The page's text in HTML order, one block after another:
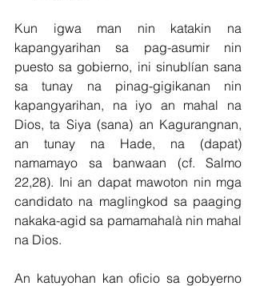
Kun igwa man nin katakin na
kapangyarihan sa pag-asumir nin
puesto sa gobierno, ini sinublían sana
sa tunay na pinag-gigikanan nin
kapangyarihan, na iyo an mahal na
Dios, ta Siya (sana) an Kagurangnan,
an tunay na Hade, na (dapat)
namamayo sa banwaan (cf. Salmo
22,28). Ini an dapat mawoton nin mga
candidato na maglingkod sa paaging
nakaka-agid sa pamamahalà nin mahal
na Dios.
An katuyohan kan oficio sa gobyerno